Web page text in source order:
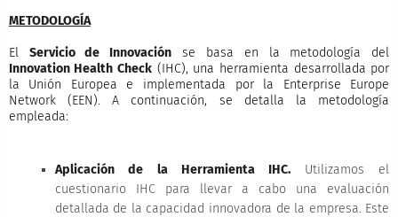
METODOLOGÍA
El Servicio de Innovación se basa en la metodología del
Innovation Health Check (IHC), una herramienta desarrollada por
la Unión Europea e implementada por la Enterprise Europe
Network (EEN). A continuación, se detalla la metodología
empleada:
Aplicación de la Herramienta IHC. Utilizamos el
cuestionario IHC para llevar a cabo una evaluación
detallada de la capacidad innovadora de la empresa. Este